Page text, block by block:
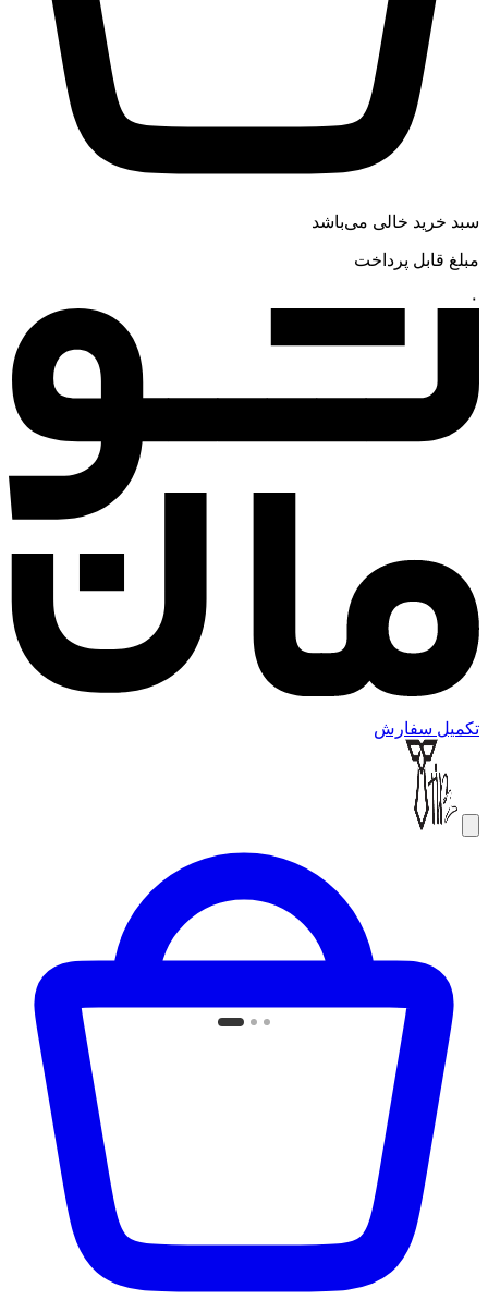
سبد خرید خالی می‌باشد
مبلغ قابل پرداخت
۰
تکمیل سفارش